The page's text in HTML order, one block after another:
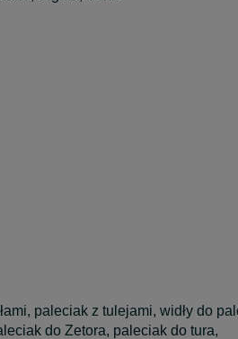
paleciak z tulejami, widły do
do Zetora, paleciak do tura,